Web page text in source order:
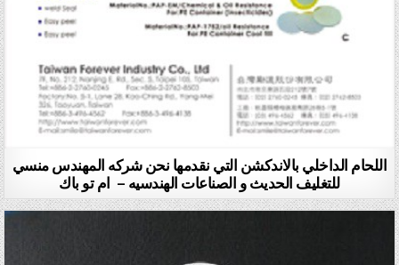
اللحام الداخلي بالاندكشن التي نقدمها نحن شركه المهندس منسي
للتغليف الحديث و الصناعات الهندسيه – ام تو باك